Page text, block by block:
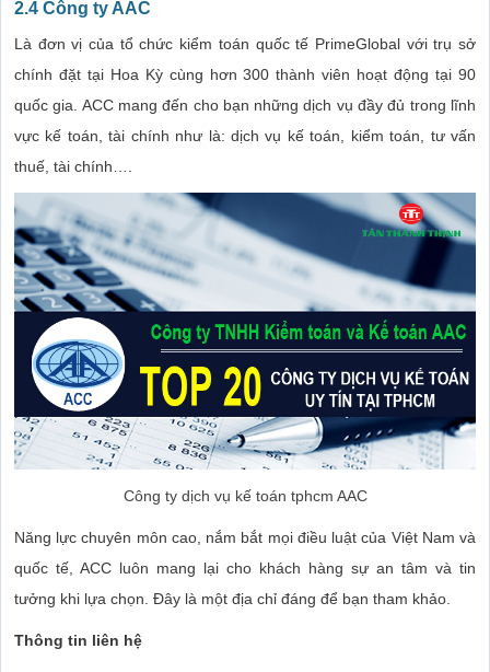
2.4 Công ty AAC
Là đơn vị của tổ chức kiểm toán quốc tế PrimeGlobal với trụ sở
chính đặt tại Hoa Kỳ cùng hơn 300 thành viên hoạt động tại 90
quốc gia. ACC mang đến cho bạn những dịch vụ đầy đủ trong lĩnh
vực kế toán, tài chính như là: dịch vụ kế toán, kiểm toán, tư vấn
thuế, tài chính….
Công ty dịch vụ kế toán tphcm AAC
Năng lực chuyên môn cao, nắm bắt mọi điều luật của Việt Nam và
quốc tế, ACC luôn mang lại cho khách hàng sự an tâm và tin
tưởng khi lựa chọn. Đây là một địa chỉ đáng để bạn tham khảo.
Thông tin liên hệ